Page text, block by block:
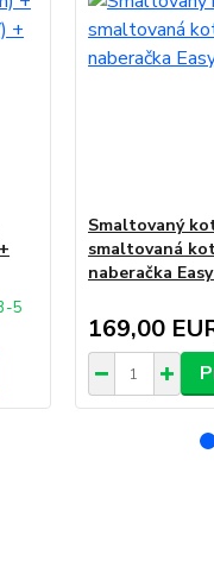
5
Smaltovaný
smaltovaná
naberačka
169,00